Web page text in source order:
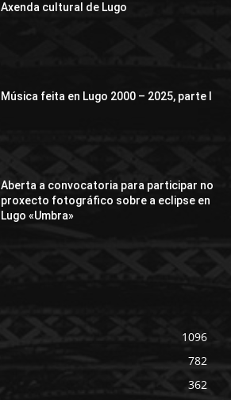
Axenda cultural de Lugo
Música feita en Lugo 2000 – 2025, parte I
Aberta a convocatoria para participar no
proxecto fotográfico sobre a eclipse en
Lugo «Umbra»
1096
782
362